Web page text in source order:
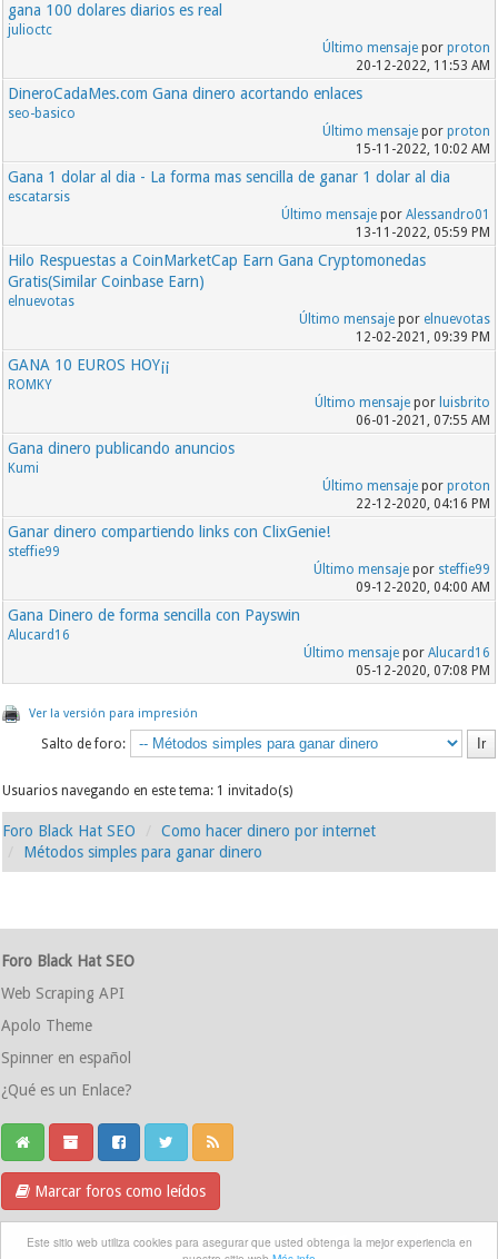
Este sitio web utiliza cookies para asegurar que usted obtenga la mejor experiencia en
gana 100 dolares diarios es real
julioctc
Último mensajepor proton
20-12-2022, 11:53 AM
DineroCadaMes.com Gana dinero acortando enlaces
seo-basico
Último mensajepor proton
15-11-2022, 10:02 AM
Gana 1 dolar al dia - La forma mas sencilla de ganar 1 dolar al dia
escatarsis
Último mensajepor Alessandro01
13-11-2022, 05:59 PM
Hilo Respuestas a CoinMarketCap Earn Gana Cryptomonedas
Gratis(Similar Coinbase Earn)
elnuevotas
Último mensajepor elnuevotas
12-02-2021, 09:39 PM
GANA 10 EUROS HOY¡¡
ROMKY
Último mensajepor luisbrito
06-01-2021, 07:55 AM
Gana dinero publicando anuncios
Kumi
Último mensajepor proton
22-12-2020, 04:16 PM
Ganar dinero compartiendo links con ClixGenie!
steffie99
Último mensajepor steffie99
09-12-2020, 04:00 AM
Gana Dinero de forma sencilla con Payswin
Alucard16
Último mensajepor Alucard16
05-12-2020, 07:08 PM
Ver la versión para impresión
Salto de foro:
Usuarios navegando en este tema: 1 invitado(s)
Foro Black Hat SEO
Como hacer dinero por internet
Métodos simples para ganar dinero
Foro Black Hat SEO
Web Scraping API
Apolo Theme
Spinner en español
¿Qué es un Enlace?
Marcar foros como leídos
Grupo Telegram